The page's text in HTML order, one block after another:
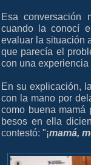
Esa
cuando la conocí
evaluar la situación
que parecía el
con una
En su explicación,
con la mano por
como buena mamá
besos en ella
contestó: "¡mamá,